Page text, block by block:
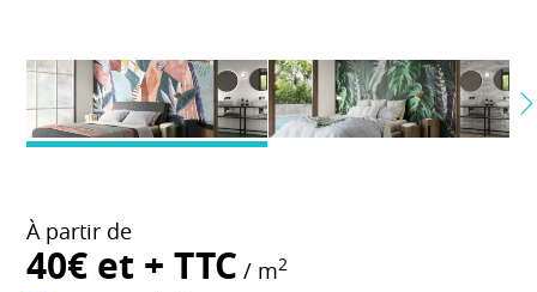
À partir de
40€ et + TTC / m2